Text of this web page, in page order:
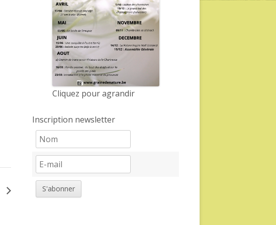
Cliquez pour agrandir
Inscription newsletter
S'abonner